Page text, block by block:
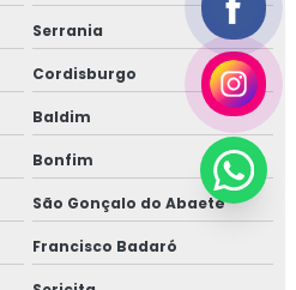
Serrania
Cordisburgo
Baldim
Bonfim
São Gonçalo do Abaeté
Francisco Badaró